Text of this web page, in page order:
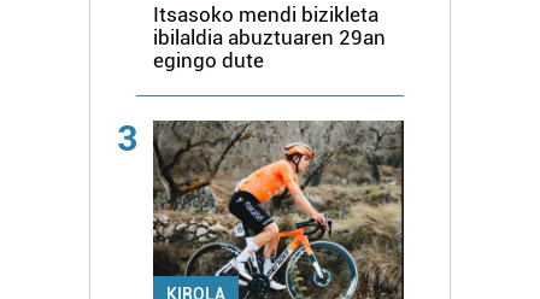
Itsasoko mendi bizikleta
ibilaldia abuztuaren 29an
egingo dute
3
KIROLA